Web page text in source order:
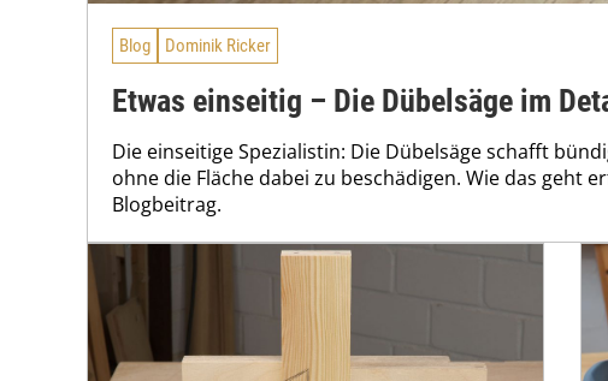
Blog Dominik Ricker
Etwas einseitig – Die Dübelsäge im
Die einseitige Spezialistin: Die Dübelsäge schafft
ohne die Fläche dabei zu beschädigen. Wie das geht
Blogbeitrag.